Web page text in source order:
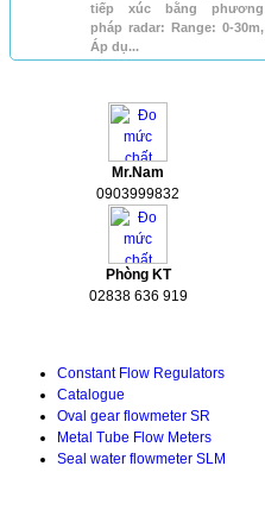
tiếp xúc bằng phương
pháp radar: Range: 0-30m,
Áp dụ...
Mr.Nam
0903999832
Phòng KT
02838 636 919
Constant Flow Regulators
Catalogue
Oval gear flowmeter SR
Metal Tube Flow Meters
Seal water flowmeter SLM